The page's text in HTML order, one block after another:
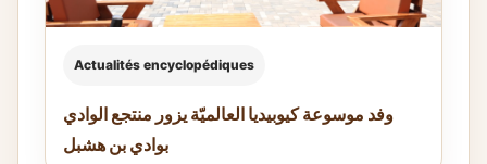
Actualités encyclopédiques
وفد موسوعة كيوبيديا العالميّة يزور منتجع الوادي
بوادي بن هشبل